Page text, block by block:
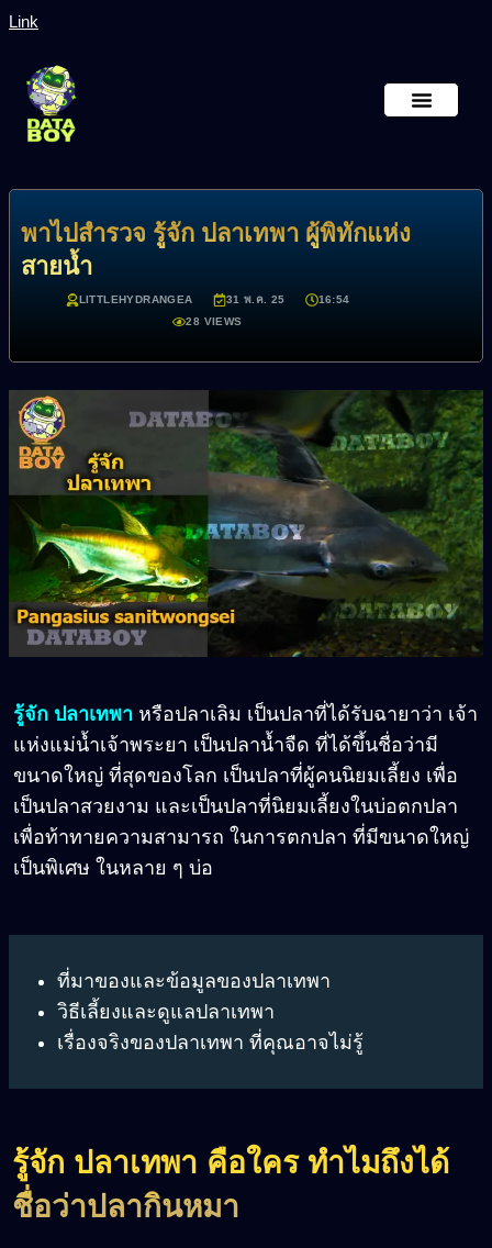
Link
พาไปสำรวจ รู้จัก ปลาเทพา ผู้พิทักแห่ง
สายน้ำ
LITTLEHYDRANGEA 31 พ.ค. 25
16:54
28 VIEWS
รู้จัก ปลาเทพา หรือปลาเลิม เป็นปลาที่ได้รับฉายาว่า เจ้า
แห่งแม่น้ำเจ้าพระยา เป็นปลาน้ำจืด ที่ได้ขึ้นชื่อว่ามี
ขนาดใหญ่ ที่สุดของโลก เป็นปลาที่ผู้คนนิยมเลี้ยง เพื่อ
เป็นปลาสวยงาม และเป็นปลาที่นิยมเลี้ยงในบ่อตกปลา
เพื่อท้าทายความสามารถ ในการตกปลา ที่มีขนาดใหญ่
เป็นพิเศษ ในหลาย ๆ บ่อ
ที่มาของและข้อมูลของปลาเทพา
วิธีเลี้ยงและดูแลปลาเทพา
เรื่องจริงของปลาเทพา ที่คุณอาจไม่รู้
รู้จัก ปลาเทพา คือใคร ทำไมถึงได้
ชื่อว่าปลากินหมา